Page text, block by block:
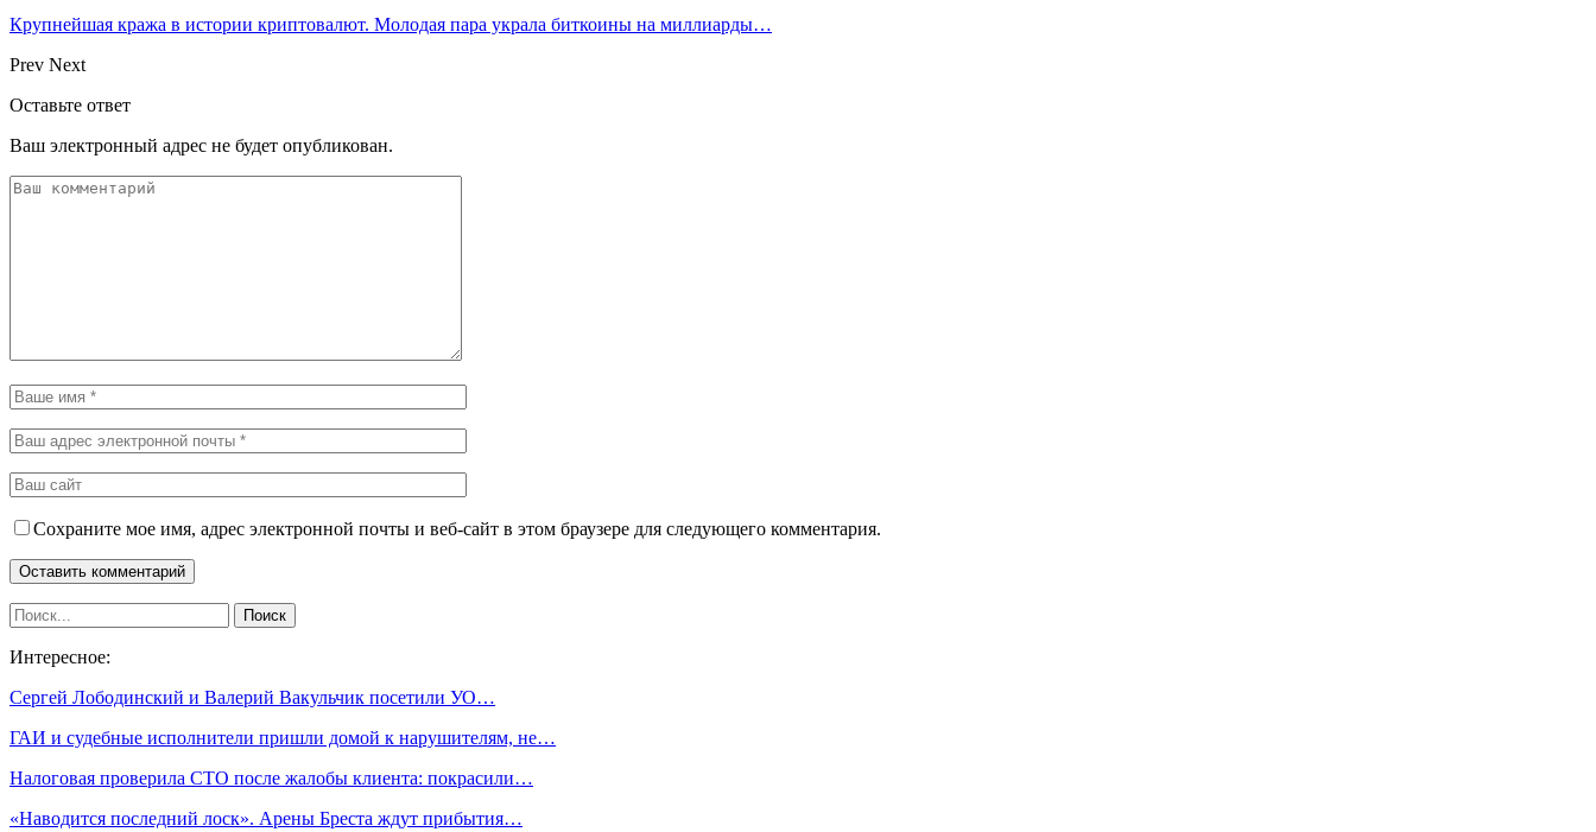
Крупнейшая кража в истории криптовалют. Молодая пара украла биткоины на миллиарды…
Prev Next
Оставьте ответ
Ваш электронный адрес не будет опубликован.
Сохраните мое имя, адрес электронной почты и веб-сайт в этом браузере для следующего комментария.
Интересное:
Сергей Лободинский и Валерий Вакульчик посетили УО…
ГАИ и судебные исполнители пришли домой к нарушителям, не…
Налоговая проверила СТО после жалобы клиента: покрасили…
«Наводится последний лоск». Арены Бреста ждут прибытия…